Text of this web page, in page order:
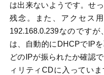
は出来ないようです。せ
残念。また、アクセス
192.168.0.239なのです
は、自動的にDHCPでIP
どのIPが振られたか確認
ィリティCDに入ってい